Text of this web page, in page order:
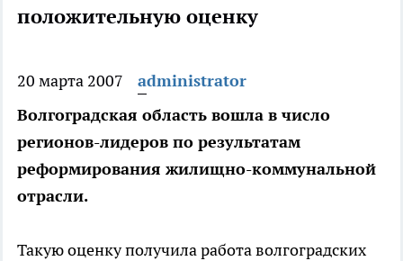
положительную оценку
20 марта 2007
administrator
Волгоградская область вошла в число
регионов-лидеров по результатам
реформирования жилищно-коммунальной
отрасли.
Такую оценку получила работа волгоградских